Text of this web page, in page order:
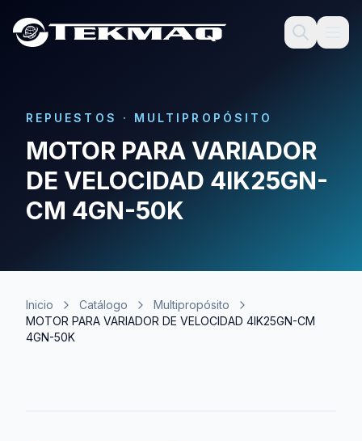
REPUESTOS · MULTIPROPÓSITO
MOTOR PARA VARIADOR
DE VELOCIDAD 4IK25GN-
CM 4GN-50K
Inicio Catálogo
Multipropósito
MOTOR PARA VARIADOR DE VELOCIDAD 4IK25GN-CM
4GN-50K